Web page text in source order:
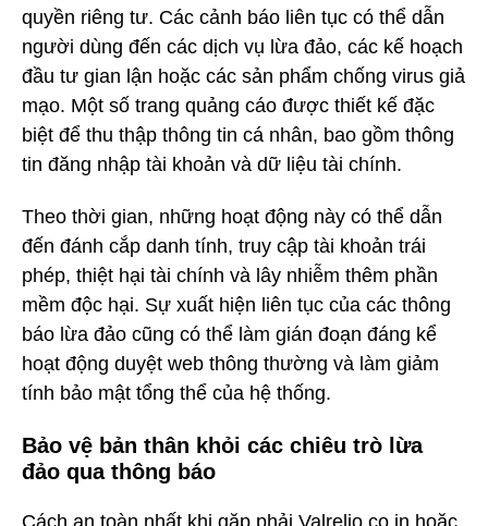
quyền riêng tư. Các cảnh báo liên tục có thể dẫn
người dùng đến các dịch vụ lừa đảo, các kế hoạch
đầu tư gian lận hoặc các sản phẩm chống virus giả
mạo. Một số trang quảng cáo được thiết kế đặc
biệt để thu thập thông tin cá nhân, bao gồm thông
tin đăng nhập tài khoản và dữ liệu tài chính.
Theo thời gian, những hoạt động này có thể dẫn
đến đánh cắp danh tính, truy cập tài khoản trái
phép, thiệt hại tài chính và lây nhiễm thêm phần
mềm độc hại. Sự xuất hiện liên tục của các thông
báo lừa đảo cũng có thể làm gián đoạn đáng kể
hoạt động duyệt web thông thường và làm giảm
tính bảo mật tổng thể của hệ thống.
Bảo vệ bản thân khỏi các chiêu trò lừa
đảo qua thông báo